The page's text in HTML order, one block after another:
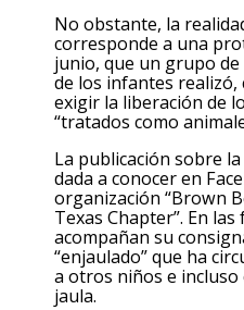
No obstante, la
corresponde a una
junio, que un grupo
de los infantes realizó,
exigir la liberación de
“tratados como
La publicación sobre
dada a conocer en
organización “Brown
Texas Chapter”. En
acompañan su
“enjaulado” que ha
a otros niños e
jaula.